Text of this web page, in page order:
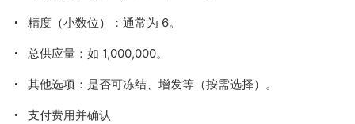
精度（小数位）：通常为 6。
总供应量：如 1,000,000。
其他选项：是否可冻结、增发等（按需选择）。
支付费用并确认